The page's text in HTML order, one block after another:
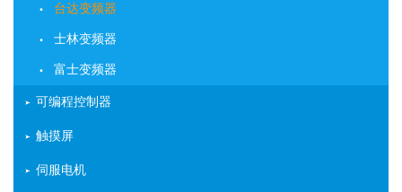
台达变频器
士林变频器
富士变频器
可编程控制器
触摸屏
伺服电机